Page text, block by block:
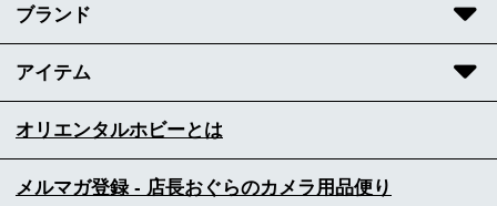
ブランド
アイテム
オリエンタルホビーとは
メルマガ登録 - 店長おぐらのカメラ用品便り